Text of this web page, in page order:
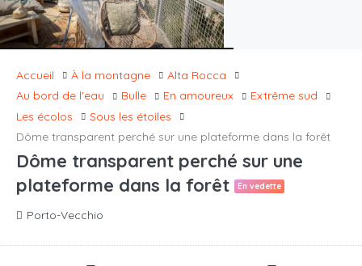
Accueil À la montagne
Alta Rocca
Au bord de l'eau
Bulle En amoureux
Extrême sud
Les écolos
Sous les étoiles
Dôme transparent perché sur une plateforme dans la forêt
Dôme transparent perché sur une
plateforme dans la forêt
En vedette
Porto-Vecchio